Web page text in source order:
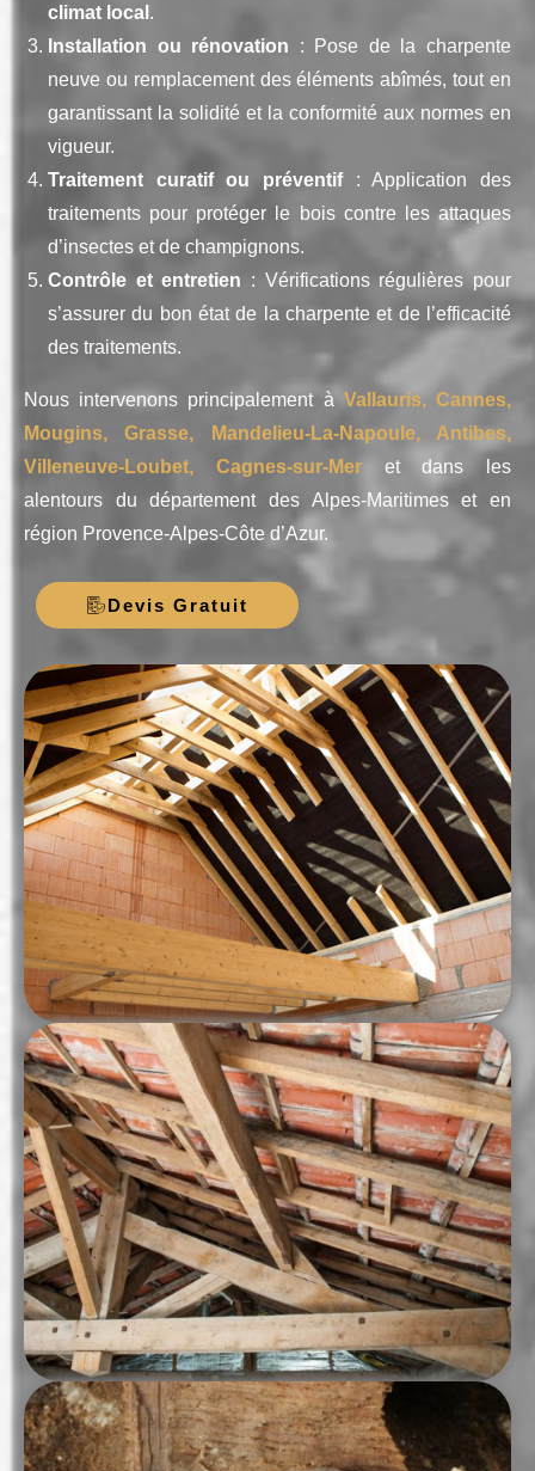
climat local .
Installation ou rénovation : Pose de la charpente
neuve ou remplacement des éléments abîmés, tout en
garantissant la solidité et la conformité aux normes en
vigueur.
Traitement curatif ou préventif: Application des
traitements pour protéger le bois contre les attaques
d’insectes et de champignons.
Contrôle et entretien : Vérifications régulières pour
s’assurer du bon état de la charpente et de l’efficacité
des traitements.
Nous intervenons principalement à Vallauris, Cannes,
Mougins, Grasse, Mandelieu-La-Napoule, Antibes,
Villeneuve-Loubet, Cagnes-sur-Meret dans les
alentours du département des Alpes-Maritimes et en
région Provence-Alpes-Côte d’Azur.
Devis Gratuit